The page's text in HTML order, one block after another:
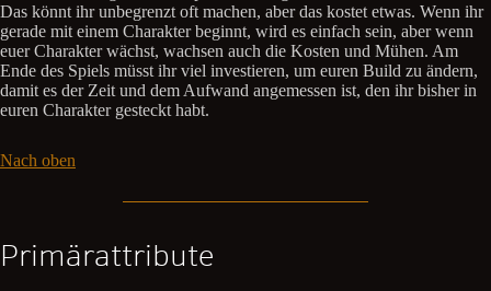
Das könnt ihr unbegrenzt oft machen, aber das kostet etwas. Wenn ihr
gerade mit einem Charakter beginnt, wird es einfach sein, aber wenn
euer Charakter wächst, wachsen auch die Kosten und Mühen. Am
Ende des Spiels müsst ihr viel investieren, um euren Build zu ändern,
damit es der Zeit und dem Aufwand angemessen ist, den ihr bisher in
euren Charakter gesteckt habt.
Nach oben
Primärattribute